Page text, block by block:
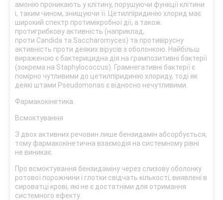
амонію проникають у клітину, порушуючи функції клітини
і, таким чином, знищуючи її. Цетилпіридинію хлорид має
широкий спектр протимікробної дії, а також
протигрибкову активність (наприклад,
проти Candida та Saccharomyces) та противірусну
активність проти деяких вірусів з оболонкою. Найбільш
вираженою є бактерицидна дія на грампозитивні бактерії
(зокрема на Staphylococcus). Грамнегативні бактерії є
помірно чутливими до цетилпіридинію хлориду, тоді як
деякі штами Pseudomonas є відносно нечутливими.
Фармакокінетика.
Всмоктування
З двох активних речовин лише бензидамін абсорбується,
тому фармакокінетична взаємодія на системному рівні
не виникає.
Про всмоктування бензидаміну через слизову оболонку
ротової порожнини і глотки свідчать кількості, виявлені в
сироватці крові, які не є достатніми для отримання
системного ефекту.